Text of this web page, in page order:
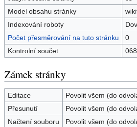
Model obsahu stránky
Indexování roboty
Počet přesměrování na tuto stránku
0
Kontrolní součet
Zámek stránky
Editace
Povolit všem (do
Přesunutí
Povolit všem (do
Načtení souboru
Povolit všem (do